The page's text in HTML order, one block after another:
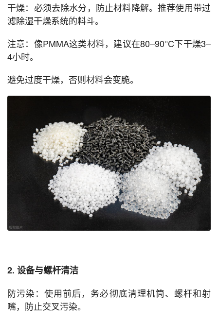
干燥：必须去除水分，防止材料降解。推荐使用带过
滤除湿干燥系统的料斗。
注意：像PMMA这类材料，建议在80–90°C下干燥3–
4小时。
避免过度干燥，否则材料会变脆。
2. 设备与螺杆清洁
防污染：使用前后，务必彻底清理机筒、螺杆和射
嘴，防止交叉污染。